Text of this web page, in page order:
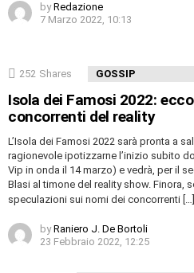
by Redazione
7 Marzo 2022, 10:13
252 Shares GOSSIP
Isola dei Famosi 2022:
concorrenti del reality
L’Isola dei Famosi 2022 sarà pronta a
ragionevole ipotizzarne l’inizio subito
Vip in onda il 14 marzo) e vedrà, per il
Blasi al timone del reality show. Finora,
speculazioni sui nomi dei concorrenti […]
by Raniero J. De Bortoli
23 Febbraio 2022, 12:25